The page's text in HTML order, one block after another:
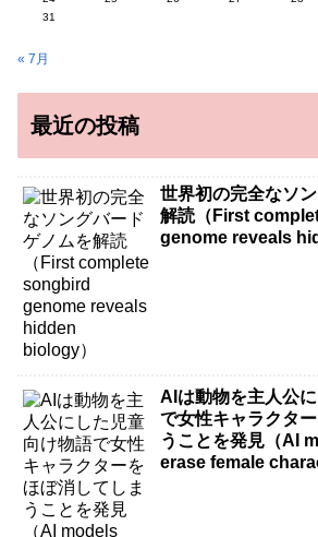
31
« 7月
最近の投稿
世界初の完全なソ
解読（First
genome reveals
AIは動物を主人公
で女性キャラクタ
うことを発見（AI
erase female